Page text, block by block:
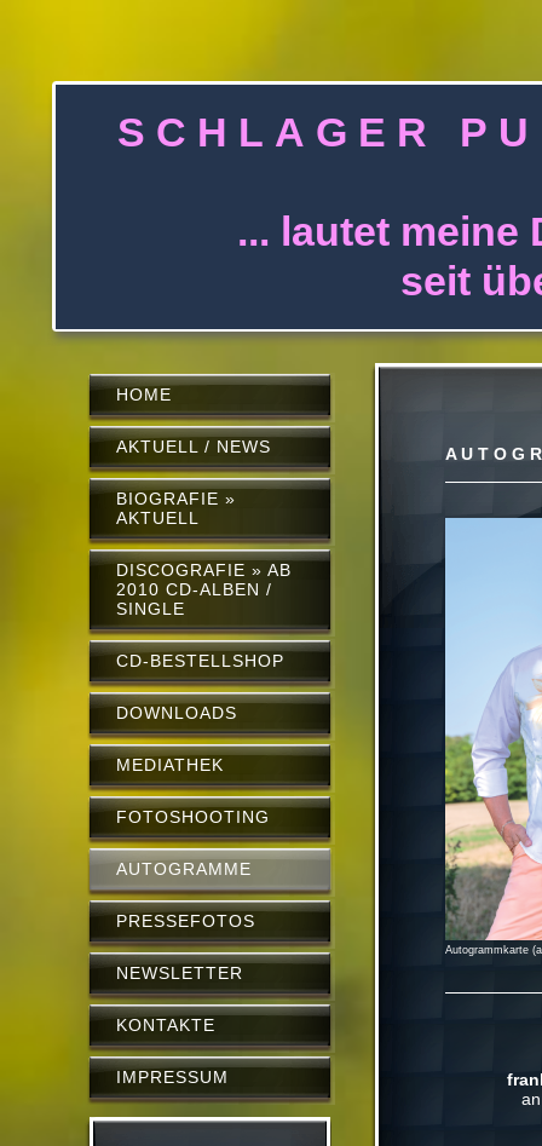
S C H L A G E
... lautet meine
seit über 30
A U T O G
Autogrammkarte
HOME
AKTUELL / NEWS
BIOGRAFIE »
AKTUELL
DISCOGRAFIE » AB
2010 CD-ALBEN /
SINGLE
CD-BESTELLSHOP
DOWNLOADS
MEDIATHEK
FOTOSHOOTING
AUTOGRAMME
PRESSEFOTOS
NEWSLETTER
KONTAKTE
IMPRESSUM